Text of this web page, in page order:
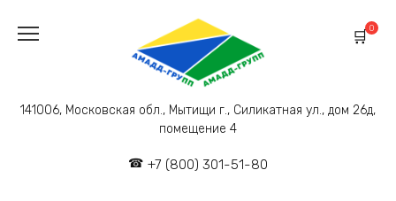
содержанию
141006, Московская обл., Мытищи г., Силикатная ул., дом 26д,
помещение 4
+7 (800) 301-51-80
0